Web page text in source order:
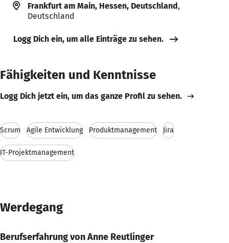
Frankfurt am Main, Hessen, Deutschland,
Deutschland
Logg Dich ein, um alle Einträge zu sehen.
Fähigkeiten und Kenntnisse
Logg Dich jetzt ein, um das ganze Profil zu sehen.
Scrum Agile Entwicklung Produktmanagement Jira
IT-Projektmanagement
Werdegang
Berufserfahrung von Anne Reutlinger